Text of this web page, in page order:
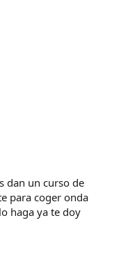
dan un curso de
para coger onda
haga ya te doy